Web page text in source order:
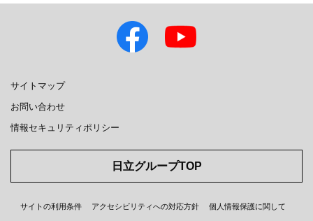
サイトマップ
お問い合わせ
情報セキュリティポリシー
日立グループTOP
サイトの利用条件 アクセシビリティへの対応方針 個人情報保護に関して